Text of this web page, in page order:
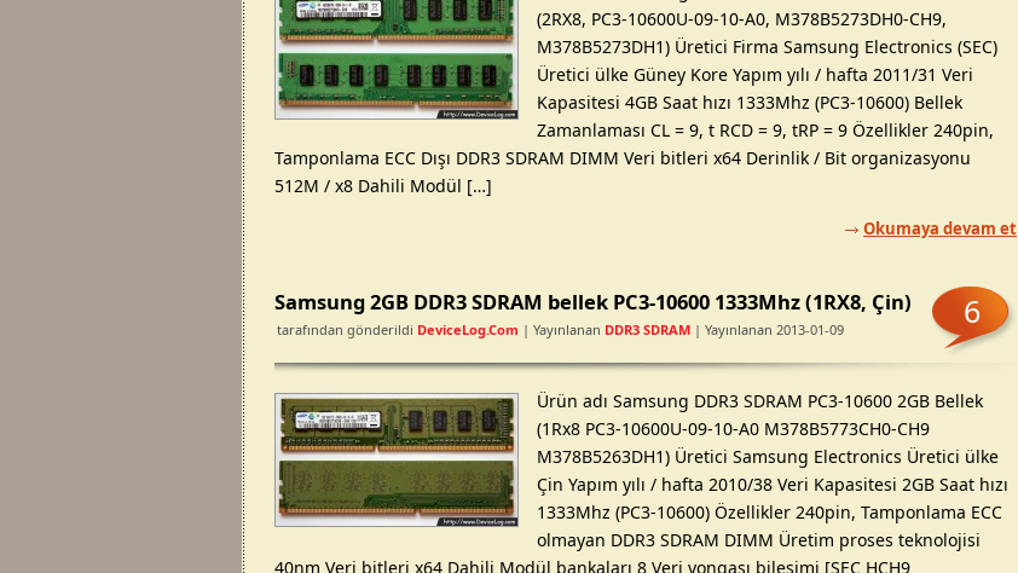
(2RX8, PC3-10600U-09-10-A0, M378B5273DH0-CH9,
M378B5273DH1) Üretici Firma Samsung Electronics (SEC)
Üretici ülke Güney Kore Yapım yılı / hafta 2011/31 Veri
Kapasitesi 4GB Saat hızı 1333Mhz (PC3-10600) Bellek
Zamanlaması CL = 9, t RCD = 9, tRP = 9 Özellikler 240pin,
Tamponlama ECC Dışı DDR3 SDRAM DIMM Veri bitleri x64 Derinlik / Bit organizasyonu
512M / x8 Dahili Modül […]
Okumaya devam et
Samsung 2GB DDR3 SDRAM bellek PC3-10600 1333Mhz (1RX8, Çin)
tarafından gönderildi DeviceLog.com | Yayınlanan DDR3 SDRAM | Yayınlanan 2013-01-09 6
Ürün adı Samsung DDR3 SDRAM PC3-10600 2GB Bellek
(1Rx8 PC3-10600U-09-10-A0 M378B5773CH0-CH9
M378B5263DH1) Üretici Samsung Electronics Üretici ülke
Çin Yapım yılı / hafta 2010/38 Veri Kapasitesi 2GB Saat hızı
1333Mhz (PC3-10600) Özellikler 240pin, Tamponlama ECC
olmayan DDR3 SDRAM DIMM Üretim proses teknolojisi
40nm Veri bitleri x64 Dahili Modül bankaları 8 Veri yongası bileşimi [SEC HCH9